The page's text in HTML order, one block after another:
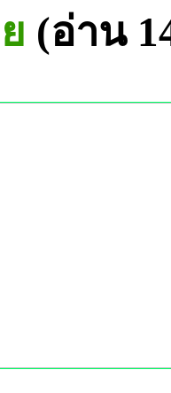
(อ่าน